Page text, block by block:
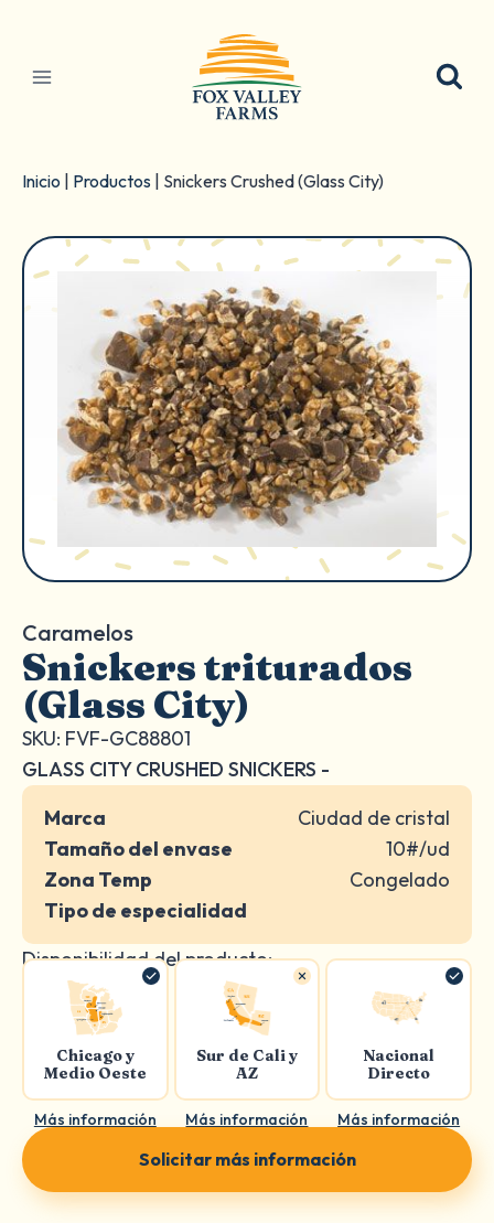
contenido
Inicio Productos Snickers Crushed (Glass City)
Caramelos
Snickers triturados
(Glass City)
SKU: FVF-GC88801
GLASS CITY CRUSHED SNICKERS -
Marca
Ciudad de cristal
Tamaño del envase
10#/ud
Zona Temp
Congelado
Tipo de especialidad
Disponibilidad del producto:
Chicago y
Medio Oeste
Más información
Sur de Cali y
AZ
Más información
Nacional
Directo
Más información
Solicitar más información